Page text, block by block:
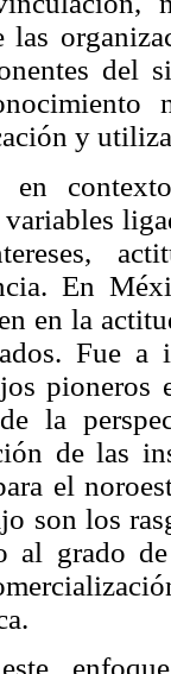
las
del
y
en
En
en la
Fue a
pioneros
la
de las
el
son los
al grado